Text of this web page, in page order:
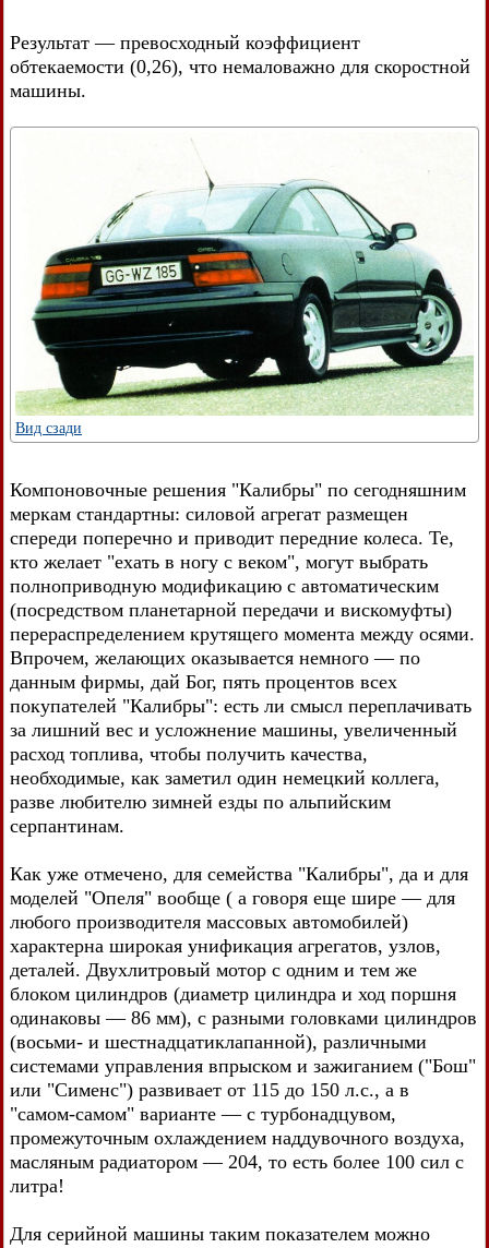
Результат — превосходный коэффициент
обтекаемости (0,26), что немаловажно для скоростной
машины.
Вид сзади
Компоновочные решения "Калибры" по сегодняшним
меркам стандартны: силовой агрегат размещен
спереди поперечно и приводит передние колеса. Те,
кто желает "ехать в ногу с веком", могут выбрать
полноприводную модификацию с автоматическим
(посредством планетарной передачи и вискомуфты)
перераспределением крутящего момента между осями.
Впрочем, желающих оказывается немного — по
данным фирмы, дай Бог, пять процентов всех
покупателей "Калибры": есть ли смысл переплачивать
за лишний вес и усложнение машины, увеличенный
расход топлива, чтобы получить качества,
необходимые, как заметил один немецкий коллега,
разве любителю зимней езды по альпийским
серпантинам.
Как уже отмечено, для семейства "Калибры", да и для
моделей "Опеля" вообще ( а говоря еще шире — для
любого производителя массовых автомобилей)
характерна широкая унификация агрегатов, узлов,
деталей. Двухлитровый мотор с одним и тем же
блоком цилиндров (диаметр цилиндра и ход поршня
одинаковы — 86 мм), с разными головками цилиндров
(восьми- и шестнадцатиклапанной), различными
системами управления впрыском и зажиганием ("Бош"
или "Сименс") развивает от 115 до 150 л.с., а в
"самом-самом" варианте — с турбонадцувом,
промежуточным охлаждением наддувочного воздуха,
масляным радиатором — 204, то есть более 100 сил с
литра!
Для серийной машины таким показателем можно